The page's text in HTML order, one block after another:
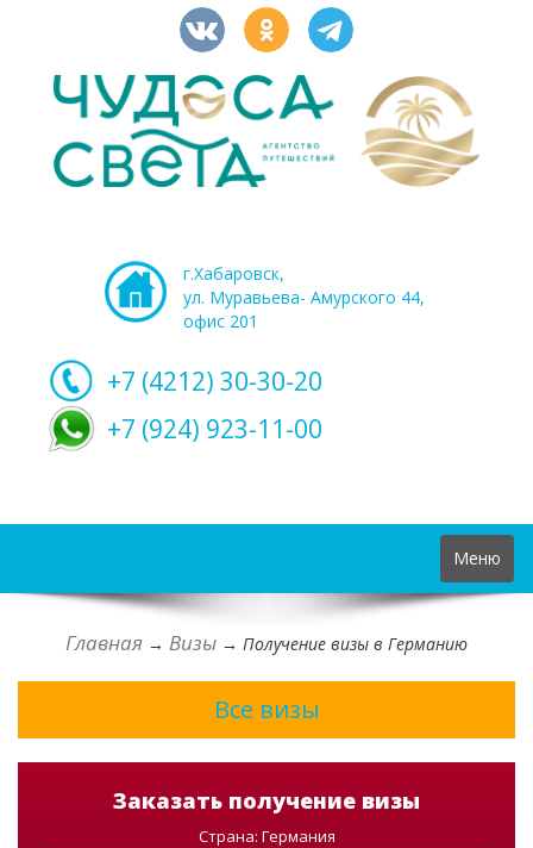
г.Хабаровск,
ул. Муравьева- Амурского 44,
офис 201
+7 (4212) 30-30-20
+7 (924) 923-11-00
Toggle
navigation
Меню
Главная → Визы → Получение визы в Германию
Все визы
Заказать получение визы
Страна: Германия